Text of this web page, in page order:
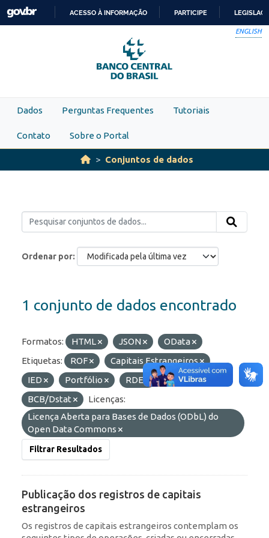
Skip to main content
PARA
O
CONTEÚDO
ACESSO À INFORMAÇÃO PARTICIPE
ENGLISH
Dados Perguntas Frequentes Tutoriais
Contato Sobre o Portal
Conjuntos de dados
Ordenar por
1 conjunto de dados encontrado
Formatos: HTML JSON
OData
Etiquetas:
ROF
Capitais Estrangeiros
IED
Portfólio RDE
Organizações:
BCB/Dstat
Licenças:
Licença Aberta para Bases de Dados (ODbL) do
Open Data Commons
Filtrar Resultados
Publicação dos registros de capitais
estrangeiros
Os registros de capitais estrangeiros contemplam os